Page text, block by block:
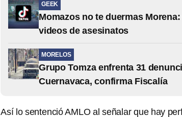
GEEK
Momazos no te duermas
videos de asesinatos
MORELOS
Grupo Tomza enfrenta 31
Cuernavaca, confirma Fiscalía
Así lo sentenció AMLO al señalar que hay